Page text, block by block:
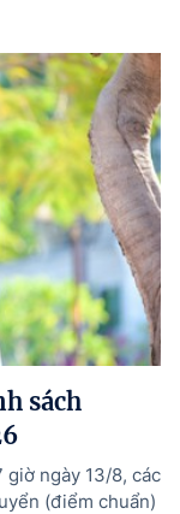
sách
giờ ngày 13/8, các
(điểm chuẩn)